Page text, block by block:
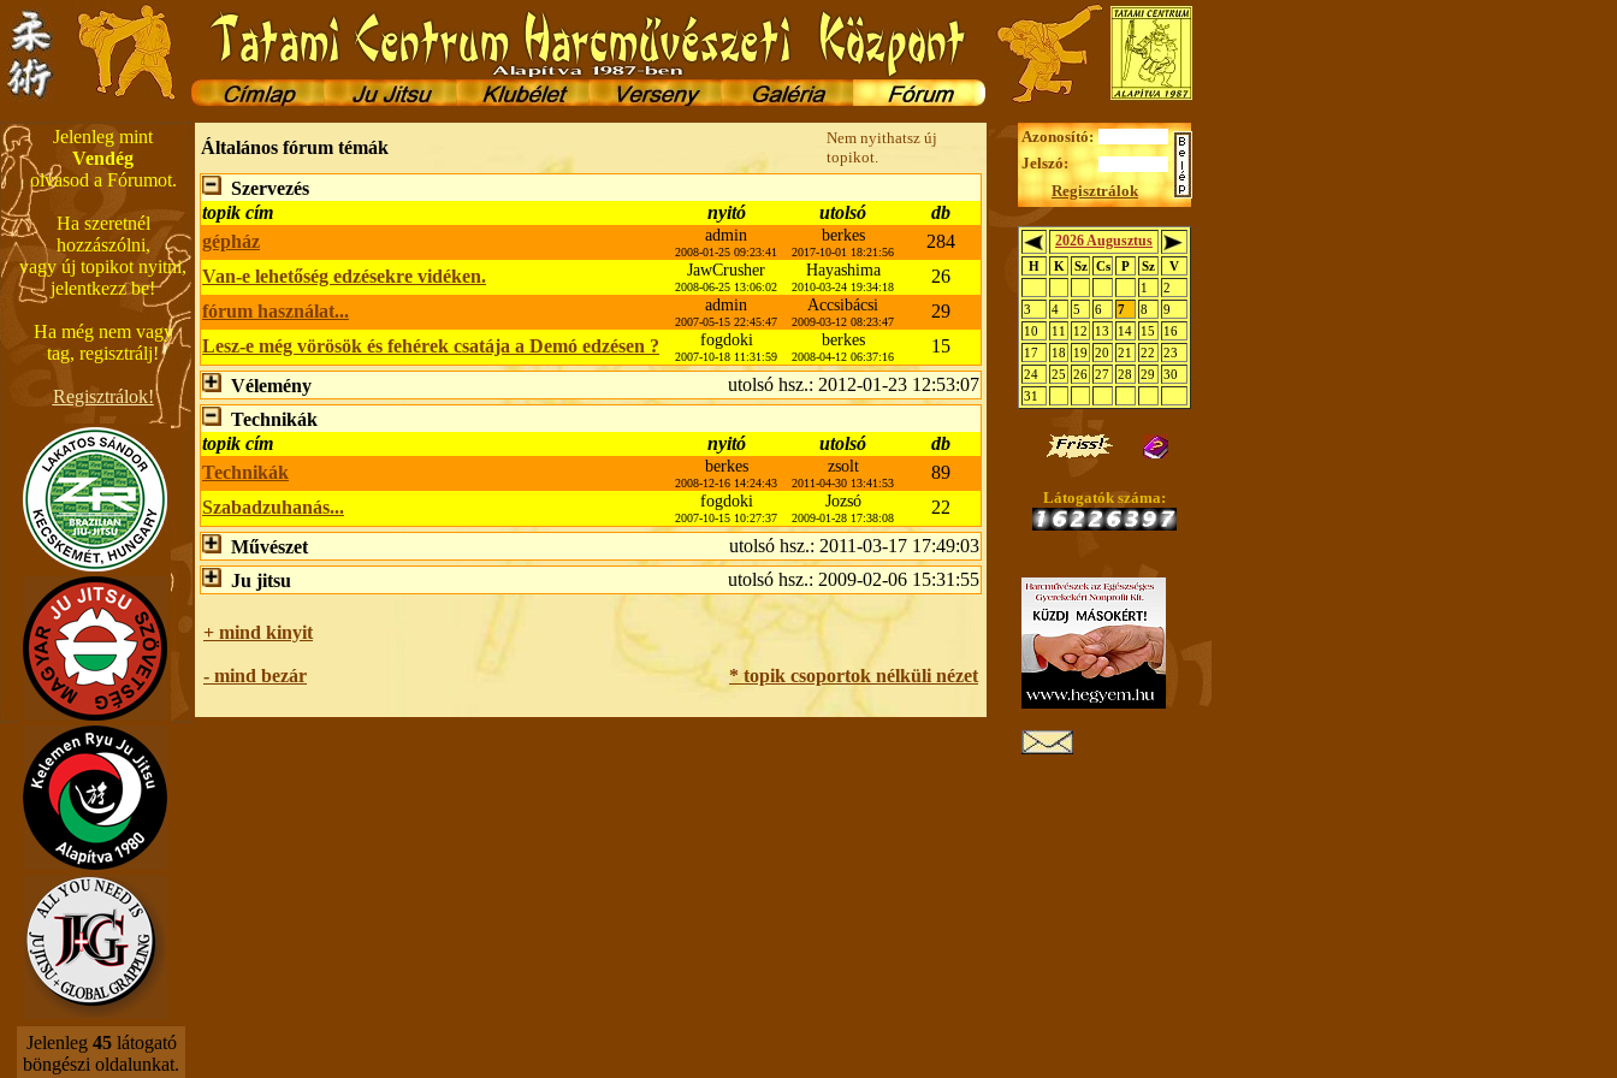
Jelenleg mint
Vendég
olvasod a Fórumot.
Ha szeretnél
hozzászólni,
vagy új topikot nyitni,
jelentkezz be!
Ha még nem vagy
tag, regisztrálj!
Regisztrálok!
Jelenleg 45látogató
böngészi oldalunkat.
Általános fórum témák
Nem nyithatsz új
topikot.
Szervezés
topik cím
nyitó utolsó
db
gépház
admin
2008-01-25 09:23:41
berkes
2017-10-01 18:21:56
284
Van-e lehetőség edzésekre vidéken.
JawCrusher
2008-06-25 13:06:02
Hayashima
2010-03-24 19:34:18
26
fórum használat...
admin
2007-05-15 22:45:47
Accsibácsi
2009-03-12 08:23:47
29
Lesz-e még vörösök és fehérek csatája a Demó edzésen ?
fogdoki
2007-10-18 11:31:59
berkes
2008-04-12 06:37:16
15
Vélemény
utolsó hsz.: 2012-01-23 12:53:07
Technikák
topik cím
nyitó utolsó
db
Technikák
berkes
2008-12-16 14:24:43
zsolt
2011-04-30 13:41:53
89
Szabadzuhanás...
fogdoki
2007-10-15 10:27:37
Jozsó
2009-01-28 17:38:08
22
Művészet
utolsó hsz.: 2011-03-17 17:49:03
Ju jitsu
utolsó hsz.: 2009-02-06 15:31:55
+ mind kinyit
- mind bezár * topik csoportok nélküli nézet
Azonosító:
Jelszó:
Regisztrálok
2026 Augusztus
H K Sz Cs P Sz
V
1
2
3
4 5 6 7 8
9
10
11 12 13 14 15
16
17
18 19 20 21 22
23
24
25 26 27 28 29
30
31
Látogatók száma: